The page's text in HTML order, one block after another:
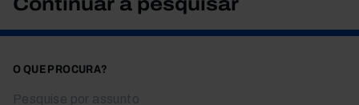
O QUE PROCURA?